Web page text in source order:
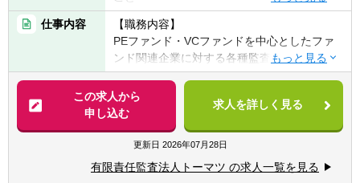
■日本公認会計士
■日本公認会計士論文式試験合格
■「米国公認会計士（USCPA） もしくは 米国
公認会計士（USCPA）試験全科目合格」かつ
「経理領域の経験（3年以上） もしくは 日商
簿記2級」
■「日本・米国以外の公認会計士 もしくは 当
該公認会計士試験全科目合格」かつ「経理領
域の経験（3年以上） もしくは 日商簿記2
級」
仕事内容
【職務内容】
PEファンド・VCファンドを中心としたファ
ンド関連企業に対する各種監査業務をお任せ
するポジションです。
【具体的には】
■PEファンド、VCファンド等に対する会計監
査業務（投資事業有限責任組合、任意組合、
関連SPC等を含む）
■ファンドが保有する投資先の評価に関する
この求人から
申し込む
求人を詳しく見る
更新日 2026年07月28日
有限責任監査法人トーマツ の求人一覧を見る